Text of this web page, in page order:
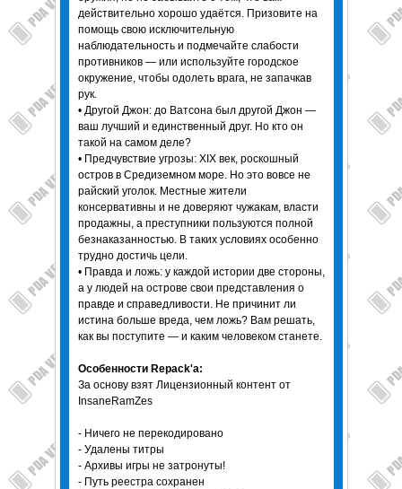
действительно хорошо удаётся. Призовите на
помощь свою исключительную
наблюдательность и подмечайте слабости
противников — или используйте городское
окружение, чтобы одолеть врага, не запачкав
рук.
• Другой Джон: до Ватсона был другой Джон —
ваш лучший и единственный друг. Но кто он
такой на самом деле?
• Предчувствие угрозы: XIX век, роскошный
остров в Средиземном море. Но это вовсе не
райский уголок. Местные жители
консервативны и не доверяют чужакам, власти
продажны, а преступники пользуются полной
безнаказанностью. В таких условиях особенно
трудно достичь цели.
• Правда и ложь: у каждой истории две стороны,
а у людей на острове свои представления о
правде и справедливости. Не причинит ли
истина больше вреда, чем ложь? Вам решать,
как вы поступите — и каким человеком станете.
Особенности Repack'a:
За основу взят Лицензионный контент от
InsaneRamZes
- Ничего не перекодировано
- Удалены титры
- Архивы игры не затронуты!
- Путь реестра сохранен